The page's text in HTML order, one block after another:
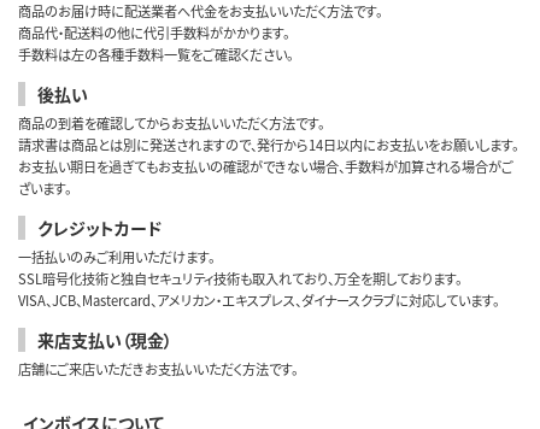
商品のお届け時に配送業者へ代金をお支払いいただく方法です。
商品代・配送料の他に代引手数料がかかります。
手数料は左の各種手数料一覧をご確認ください。
後払い
商品の到着を確認してからお支払いいただく方法です。
請求書は商品とは別に発送されますので、発行から14日以内にお支払いをお願いします。
お支払い期日を過ぎてもお支払いの確認ができない場合、手数料が加算される場合がご
ざいます。
クレジットカード
一括払いのみご利用いただけます。
SSL暗号化技術と独自セキュリティ技術も取入れており、万全を期しております。
VISA、JCB、Mastercard、アメリカン・エキスプレス、ダイナースクラブに対応しています。
来店支払い（現金）
店舗にご来店いただきお支払いいただく方法です。
インボイスについて